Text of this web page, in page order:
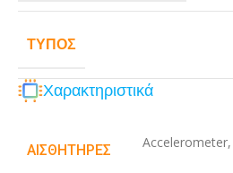
ΤΎΠΟΣ
Χαρακτηριστικά
ΑΙΣΘΗΤΉΡΕΣ Accelerometer,